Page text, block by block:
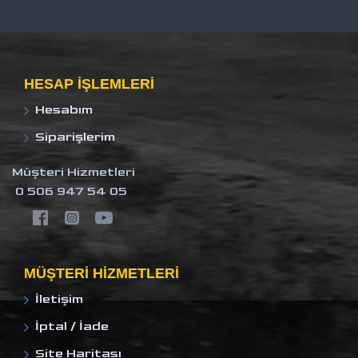
HESAP IŞLEMLERI
Hesabım
Siparişlerim
Müşteri Hizmetleri
0 506 947 54 05
MÜŞTERI HIZMETLERI
İletişim
İptal / İade
Site Haritası